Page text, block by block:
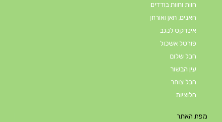
חוות וחוות בודדים
חאנים, חאן ואורחן
אינדקס לנגב
פורטל אשכול
חבל שלום
עין הבשור
חבל צוחר
חלוציות
מפת האתר